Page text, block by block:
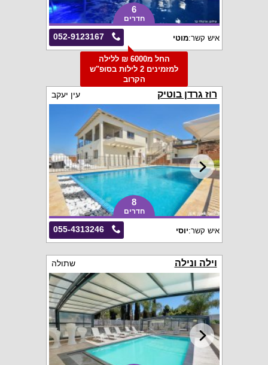
6
חדרים
052-9123167 איש קשר:מוטי
החל מ6000 ₪ ללילה
למזמינים 2 לילות בסופ"ש
הקרוב
רוז גרדן בוטיק עין יעקב
8
חדרים
055-4313246 איש קשר:יוסי
וילה ונילה שתולה